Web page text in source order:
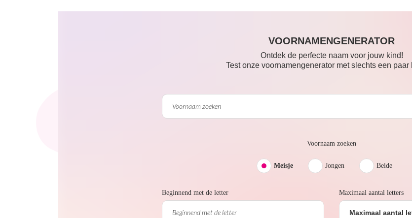
VOORNAMENGENERATOR
Ontdek de perfecte naam voor jouw kind!
Test onze voornamengenerator met slechts een paar
Voornaam zoeken
Meisje Jongen Beide
Beginnend met de letter Maximaal aantal letters
Maximaal aantal